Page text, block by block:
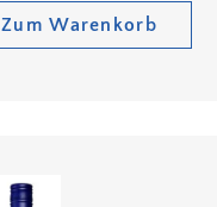
Zum Warenkorb